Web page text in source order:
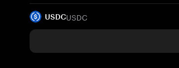
USDCUSDC